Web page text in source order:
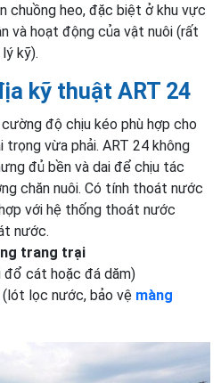
chuồng heo, đặc biệt ở khu vực
và hoạt động của vật nuôi (rất
kỹ).
kỹ thuật ART 24
độ chịu kéo phù hợp cho
vừa phải. ART 24 không
đủ bền và dai để chịu tác
chăn nuôi. Có tính thoát nước
với hệ thống thoát nước
nước.
trang trại
đổ cát hoặc đá dăm)
lọc nước, bảo vệ màng